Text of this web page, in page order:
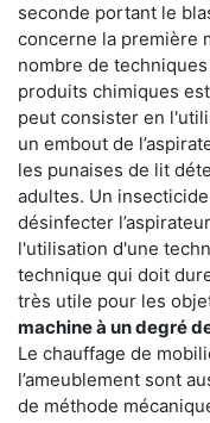
seconde portant le
concerne la première
nombre de
produits chimiques
peut consister en
un embout de
les punaises de lit
adultes. Un
désinfecter
l'utilisation d'une
technique qui doit
très utile pour les
machine à un degré
Le chauffage de
l’ameublement sont
de méthode